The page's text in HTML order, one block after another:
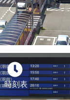
時刻表